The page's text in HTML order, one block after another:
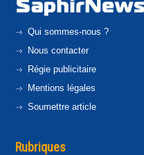
Qui sommes-nous ?
Nous contacter
Régie publicitaire
Mentions légales
Soumettre article
Rubriques